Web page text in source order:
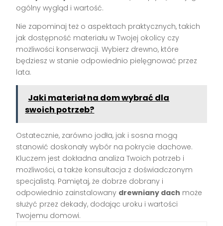
ogólny wygląd i wartość.
Nie zapominaj też o aspektach praktycznych, takich
jak dostępność materiału w Twojej okolicy czy
możliwości konserwacji. Wybierz drewno, które
będziesz w stanie odpowiednio pielęgnować przez
lata.
Jaki materiał na dom wybrać dla
swoich potrzeb?
Ostatecznie, zarówno jodła, jak i sosna mogą
stanowić doskonały wybór na pokrycie dachowe.
Kluczem jest dokładna analiza Twoich potrzeb i
możliwości, a także konsultacja z doświadczonym
specjalistą. Pamiętaj, że dobrze dobrany i
odpowiednio zainstalowany drewniany dach może
służyć przez dekady, dodając uroku i wartości
Twojemu domowi.